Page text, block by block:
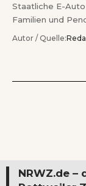
Staatliche E-
Familien und
Autor / Quelle:
NRWZ.de –